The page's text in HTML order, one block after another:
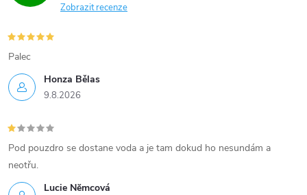
Zobrazit recenze
Honza Bělas
9.8.2026
Palec
Lucie Nĕmcová
Pod pouzdro se dostane voda a je tam dokud ho nesundám a
neotřu.